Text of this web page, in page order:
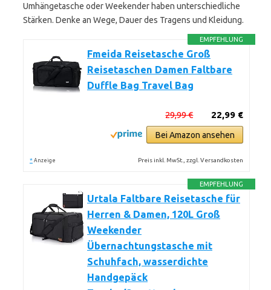
Umhängetasche oder Weekender haben unterschiedliche
Stärken. Denke an Wege, Dauer des Tragens und Kleidung.
EMPFEHLUNG
Fmeida Reisetasche Groß
Reisetaschen Damen Faltbare
Duffle Bag Travel Bag
22,99 €
29,99 €
Bei Amazon ansehen
* Anzeige Preis inkl. MwSt., zzgl. Versandkosten
EMPFEHLUNG
Urtala Faltbare Reisetasche für
Herren & Damen, 120L Groß
Weekender
Übernachtungstasche mit
Schuhfach, wasserdichte
Handgepäck